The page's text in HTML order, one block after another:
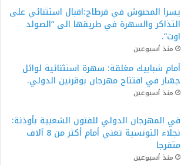
يسرا المحنوش في قرطاج:اقبال استثنائي على
التذاكر والسهرة في طريقها الى “الصولد
اوت”.
منذ أسبوعين
أمام شبابيك مغلقة: سهرة استثنائية لوائل
جسّار في افتتاح مهرجان بوقرنين الدولي.
منذ أسبوعين
في المهرجان الدولي للفنون الشعبية بأوذنة:
نجلاء التونسية تغني أمام أكثر من 8 آلاف
متفرجا
منذ أسبوعين